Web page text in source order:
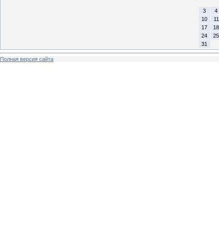
3
4
10
11
17
18
24
25
31
Полная версия сайта